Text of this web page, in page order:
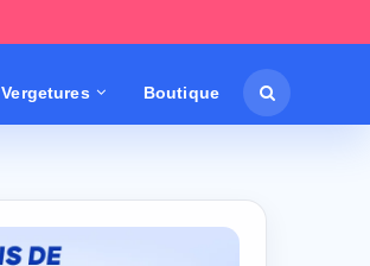
Vergetures Boutique